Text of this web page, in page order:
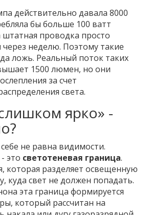
действительно давала 8000
бы больше 100 ватт
проводка просто
через неделю. Поэтому такие
ложь. Реальный поток таких
1500 люмен, но они
за счет
света.
ярко» -
не равна видимости.
это светотеневая граница.
которая разделяет освещенную
куда свет не должен попадать.
эта граница формируется
который рассчитан на